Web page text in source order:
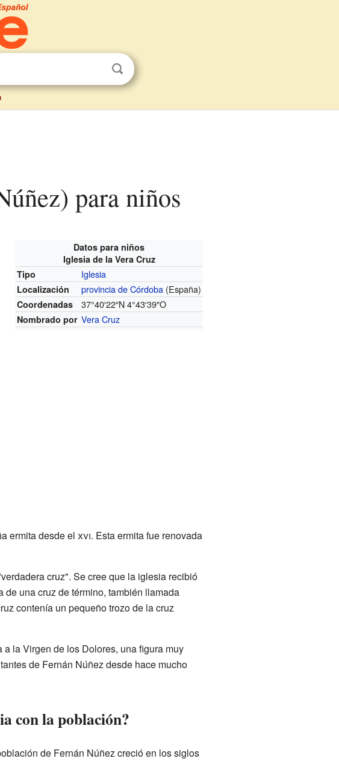
para niños
Datos para niños
Iglesia de la Vera Cruz
Tipo
Iglesia
Localización provincia de Córdoba (España)
Coordenadas 37°40′22″N 4°43′39″O
Nombrado por Vera Cruz
ermita desde el xvi. Esta ermita fue renovada
cruz". Se cree que la iglesia recibió
de una cruz de término, también llamada
contenía un pequeño trozo de la cruz
la Virgen de los Dolores, una figura muy
de Fernán Núñez desde hace mucho
con la población?
de Fernán Núñez creció en los siglos